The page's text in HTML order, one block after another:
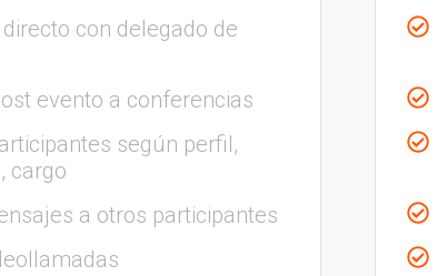
con delegado de
evento a conferencias
según perfil,
cargo
a otros participantes